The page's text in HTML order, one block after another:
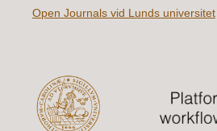
Open Journals vid Lunds universitet